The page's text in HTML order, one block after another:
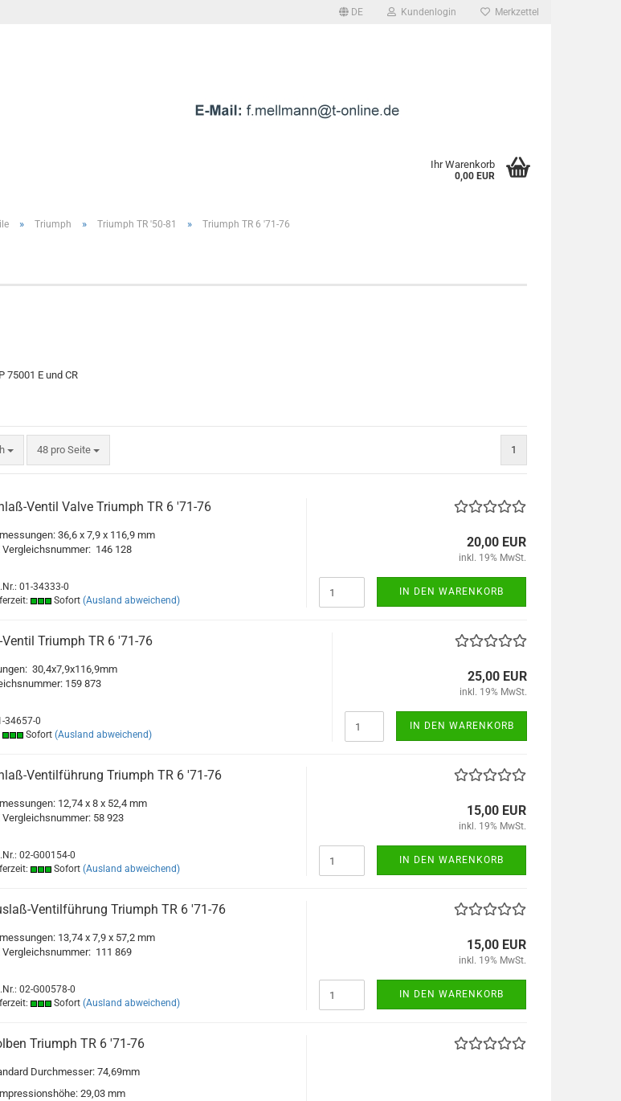
DE Kundenlogin Merkzettel
Ihr Warenkorb
0,00 EUR
» Triumph » Triumph TR '50-81 » Triumph TR 6 '71-76
75001 E und CR
48 pro Seite
pro Seite 1
Ventil Valve Triumph TR 6 '71-76
36,6 x 7,9 x 116,9 mm
Vergleichsnummer: 146 128
01-34333-0
Sofort (Ausland abweichend)
20,00 EUR
inkl. 19% MwSt.
IN DEN WARENKORB
Triumph TR 6 '71-76
30,4x7,9x116,9mm
159 873
34657-0
Sofort (Ausland abweichend)
25,00 EUR
inkl. 19% MwSt.
IN DEN WARENKORB
Ventilführung Triumph TR 6 '71-76
12,74 x 8 x 52,4 mm
Vergleichsnummer: 58 923
02-G00154-0
Sofort (Ausland abweichend)
15,00 EUR
inkl. 19% MwSt.
IN DEN WARENKORB
Ventilführung Triumph TR 6 '71-76
13,74 x 7,9 x 57,2 mm
Vergleichsnummer: 111 869
02-G00578-0
Sofort (Ausland abweichend)
15,00 EUR
inkl. 19% MwSt.
IN DEN WARENKORB
Triumph TR 6 '71-76
Durchmesser: 74,69mm
29,03 mm